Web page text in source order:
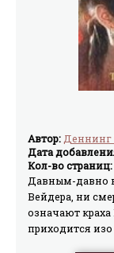
Автор:Деннинг
Дата
Кол-во страниц:
Давным-давно
Вейдера, ни
означают
приходится изо